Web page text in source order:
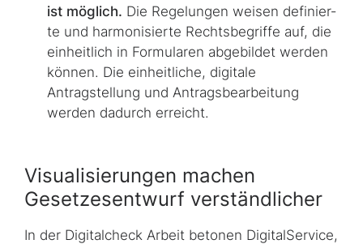
ist möglich. Die Regelungen weisen defi­nier­
te und harmonisierte Rechtsbegriffe auf, die
einheitlich in Formularen abgebildet werden
können. Die einheitliche, digitale
Antragstellung und Antragsbearbeitung
werden dadurch erreicht.
Visualisierungen machen
Gesetzesentwurf verständlicher
In der Digitalcheck Arbeit betonen DigitalService,